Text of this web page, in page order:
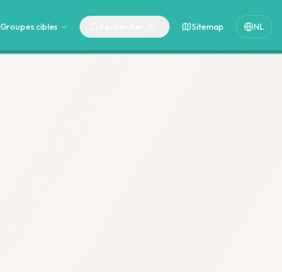
Groupes cibles Sitemap NL